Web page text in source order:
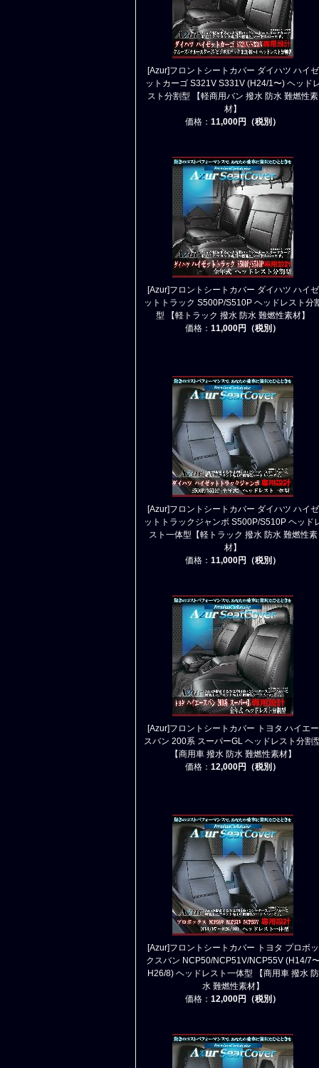
[Azur]フロントシートカバー ダイハツ ハイゼ
ットカーゴ S321V S331V (H24/1〜) ヘッド
スト分割型 【軽商用バン 撥水 防水 難燃性素
材】
価格： 11,000円（税別）
[Azur]フロントシートカバー ダイハツ ハイゼ
ットトラック S500P/S510P ヘッドレスト分
型 【軽トラック 撥水 防水 難燃性素材】
価格： 11,000円（税別）
[Azur]フロントシートカバー ダイハツ ハイゼ
ットトラックジャンボ S500P/S510P ヘッド
スト一体型【軽トラック 撥水 防水 難燃性素
材】
価格： 11,000円（税別）
[Azur]フロントシートカバー トヨタ ハイエー
スバン 200系 スーパーGL ヘッドレスト分割
【商用車 撥水 防水 難燃性素材】
価格： 12,000円（税別）
[Azur]フロントシートカバー トヨタ プロボッ
クスバン NCP50/NCP51V/NCP55V (H14/7
H26/8) ヘッドレスト一体型 【商用車 撥水 防
水 難燃性素材】
価格： 12,000円（税別）